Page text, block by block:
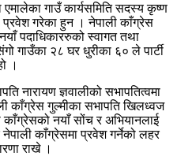
गाउँ कार्यसमिति सदस्य कृष्ण
प्रवेश गरेका हुन । नेपाली काँग्रेस
पदाधिकाररुको स्वागत तथा
गाउँका २८ घर धुरीका ६० ले पार्टी
।
नारायण ज्ञवालीको सभापतित्वमा
काँग्रेस गुल्मीका सभापति खिलध्वज
नयाँ सोंच र अभियानलाई
नेपाली काँग्रेसमा प्रवेश गर्नेको लहर
राखे ।